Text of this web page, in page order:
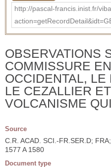
http://pascal-francis.inist.fr/
OBSERVATIONS
COMMISSURE
OCCIDENTAL, LE
LE CEZALLIER
VOLCANISME
Source
C.R. ACAD. SCI.-FR.SER.D;
1577 A 1580
Document type